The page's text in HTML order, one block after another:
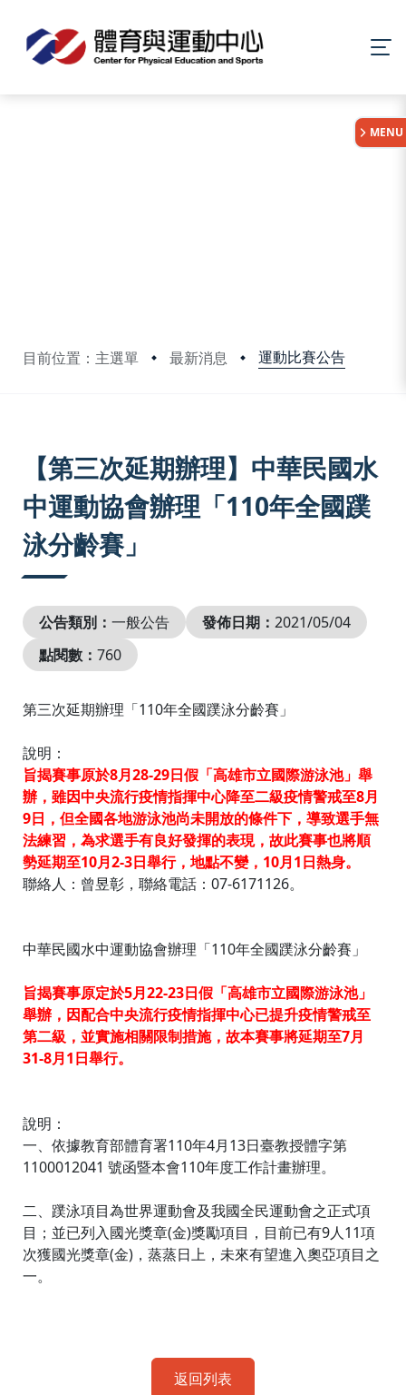
目前位置：主選單 最新消息 運動比賽公告
MENU
【第三次延期辦理】中華民國水
中運動協會辦理「110年全國蹼
泳分齡賽」
公告類別： 一般公告 發佈日期： 2021/05/04
點閱數： 760
第三次延期辦理「110年全國蹼泳分齡賽」
說明：
旨揭賽事原於8月28-29日假「高雄市立國際游泳池」舉
辦，雖因中央流行疫情指揮中心降至二級疫情警戒至8月
9日，但全國各地游泳池尚未開放的條件下，導致選手無
法練習，為求選手有良好發揮的表現，故此賽事也將順
勢延期至10月2-3日舉行，地點不變，10月1日熱身。
聯絡人：曾昱彰，聯絡電話：07-6171126。
中華民國水中運動協會辦理「110年全國蹼泳分齡賽」
旨揭賽事原定於5月22-23日假「高雄市立國際游泳池」
舉辦，因配合中央流行疫情指揮中心已提升疫情警戒至
第二級，並實施相關限制措施，故本賽事將延期至7月
31-8月1日舉行。
說明：
一、依據教育部體育署110年4月13日臺教授體字第
1100012041 號函暨本會110年度工作計畫辦理。
二、蹼泳項目為世界運動會及我國全民運動會之正式項
目；並已列入國光獎章(金)獎勵項目，目前已有9人11項
次獲國光獎章(金)，蒸蒸日上，未來有望進入奧亞項目之
一。
返回列表